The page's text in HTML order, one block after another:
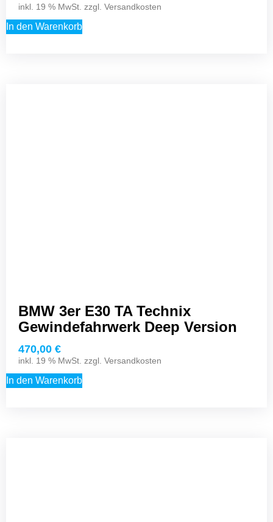
inkl. 19 % MwSt. zzgl. Versandkosten
In den Warenkorb
BMW 3er E30 TA Technix
Gewindefahrwerk Deep Version
470,00 €
inkl. 19 % MwSt. zzgl. Versandkosten
In den Warenkorb